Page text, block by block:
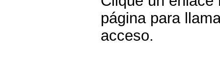
página para
acceso.